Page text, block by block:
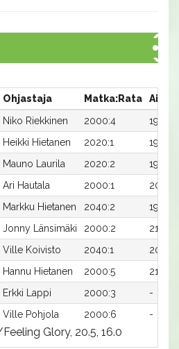
Ohjastaja Matka:Rata
Aika
Niko Riekkinen 2000:4
19,7
Heikki Hietanen 2020:1
19,0
Mauno Laurila 2020:2
19,0
Ari Hautala 2000:1
20,7
Markku Hietanen 2040:2
19,6
Jonny Länsimäki 2000:2
21,7
Ville Koivisto 2040:1
20,1x
Hannu Hietanen 2000:5
21,8x
Erkki Lappi 2000:3
-
Ville Pohjola 2000:6 -
Glory, 20.5, 16.0